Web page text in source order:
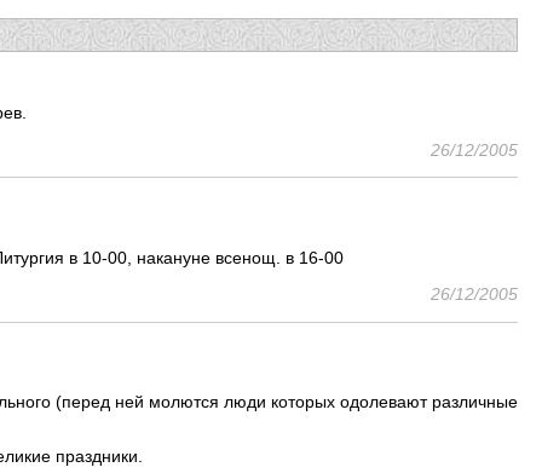
26/12/2005
в 10-00, накануне всенощ. в 16-00
26/12/2005
(перед ней молются люди которых одолевают различные
праздники.